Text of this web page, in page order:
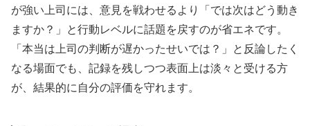
が強い上司には、意見を戦わせるより「では次はどう動き
ますか？」と行動レベルに話題を戻すのが省エネです。
「本当は上司の判断が遅かったせいでは？」と反論したく
なる場面でも、記録を残しつつ表面上は淡々と受ける方
が、結果的に自分の評価を守れます。